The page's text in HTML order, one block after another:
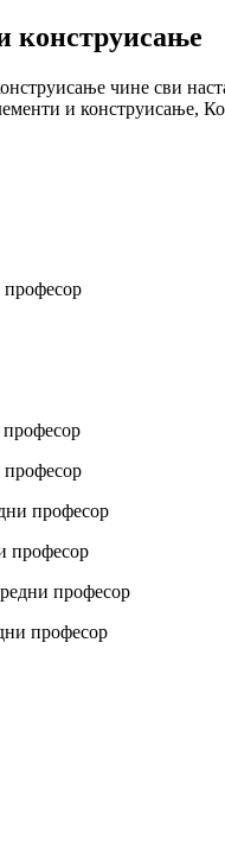
конструисање
чине сви
и конструисање,
професор
професор
професор
професор
професор
професор